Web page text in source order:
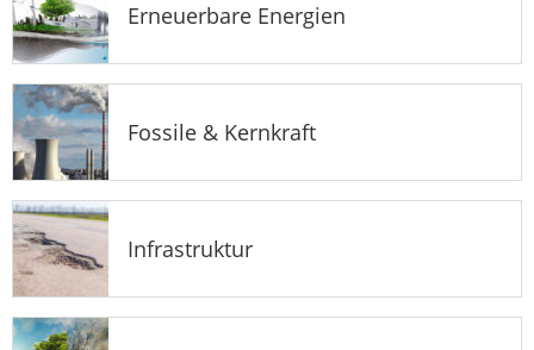
Erneuerbare Energien
Fossile & Kernkraft
Infrastruktur